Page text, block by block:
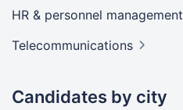
HR & personnel management
Telecommunications
Candidates by city